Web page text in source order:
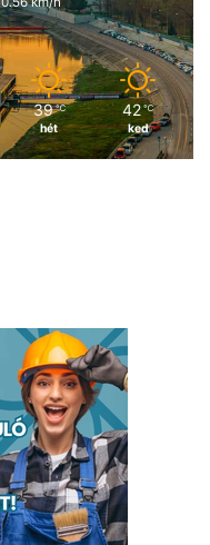
39 ℃
hét
42 ℃
ked